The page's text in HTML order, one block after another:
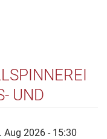
UND
Aug 2026 - 15:30